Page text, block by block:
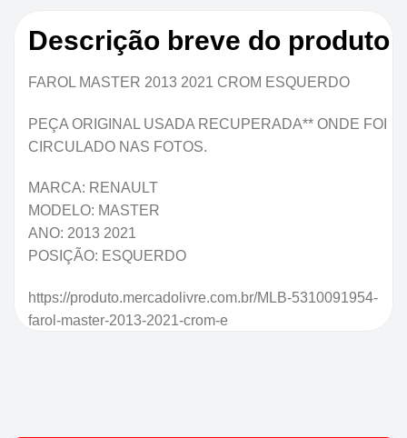
Descrição breve do produto
FAROL MASTER 2013 2021 CROM ESQUERDO
PEÇA ORIGINAL USADA RECUPERADA** ONDE FOI
CIRCULADO NAS FOTOS.
MARCA: RENAULT
MODELO: MASTER
ANO: 2013 2021
POSIÇÃO: ESQUERDO
https://produto.mercadolivre.com.br/MLB-5310091954-
farol-master-2013-2021-crom-e